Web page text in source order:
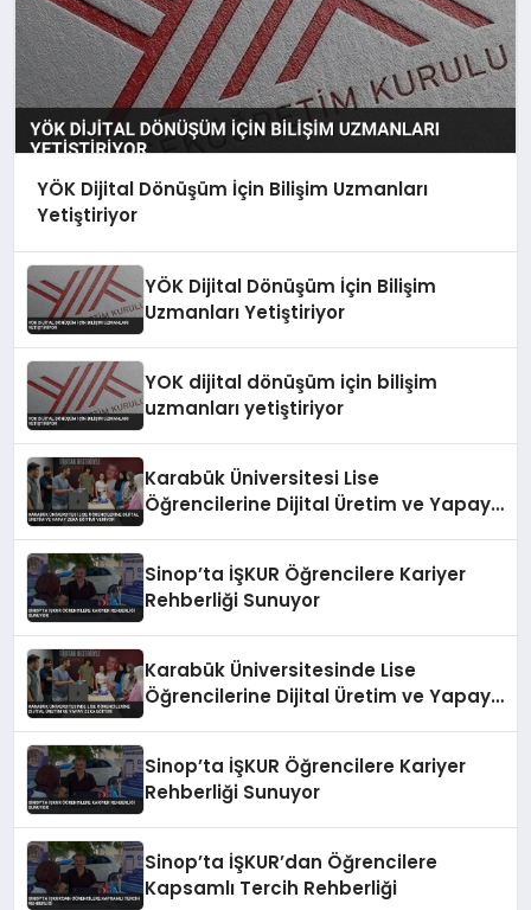
YÖK Dijital Dönüşüm İçin Bilişim Uzmanları
Yetiştiriyor
YÖK Dijital Dönüşüm İçin Bilişim
Uzmanları Yetiştiriyor
YOK dijital dönüşüm için bilişim
uzmanları yetiştiriyor
Karabük Üniversitesi Lise
Öğrencilerine Dijital Üretim ve Yapay
Sinop’ta İŞKUR Öğrencilere Kariyer
Rehberliği Sunuyor
Karabük Üniversitesinde Lise
Öğrencilerine Dijital Üretim ve Yapay
Sinop’ta İŞKUR Öğrencilere Kariyer
Rehberliği Sunuyor
Sinop’ta İŞKUR’dan Öğrencilere
Kapsamlı Tercih Rehberliği